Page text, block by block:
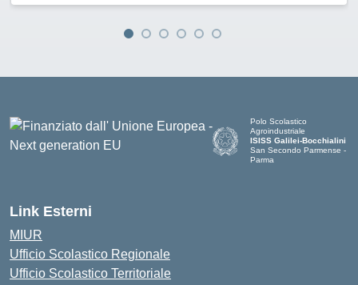
Polo Scolastico
Agroindustriale
ISISS Galilei-Bocchialini
San Secondo Parmense -
Parma
Link Esterni
MIUR
Ufficio Scolastico Regionale
Ufficio Scolastico Territoriale